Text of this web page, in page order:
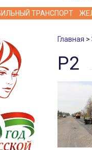
ТРАНСПОРТ
Главная
Р2